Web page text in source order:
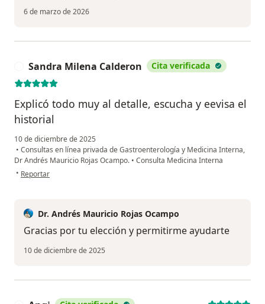
6 de marzo de 2026
Sandra Milena Calderon Cita verificada
Explicó todo muy al detalle, escucha y eevisa el
historial
10 de diciembre de 2025
• Consultas en línea privada de Gastroenterología y Medicina Interna,
Dr Andrés Mauricio Rojas Ocampo. • Consulta Medicina Interna
• en opinión del usuario Sandra Milena Calderon
Reportar
Dr. Andrés Mauricio Rojas Ocampo
Gracias por tu elección y permitirme ayudarte
10 de diciembre de 2025